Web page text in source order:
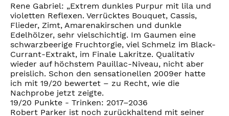
Rene Gabriel: „Extrem dunkles Purpur mit lila und
violetten Reflexen. Verrücktes Bouquet, Cassis,
Flieder, Zimt, Amarenakirschen und dunkle
Edelhölzer, sehr vielschichtig. Im Gaumen eine
schwarzbeerige Fruchtorgie, viel Schmelz im Black-
Currant-Extrakt, im Finale Lakritze. Qualitativ
wieder auf höchstem Pauillac-Niveau, nicht aber
preislich. Schon den sensationellen 2009er hatte
ich mit 19/20 bewertet – zu Recht, wie die
Nachprobe jetzt zeigte.
19/20 Punkte - Trinken: 2017–2036
Robert Parker ist noch zurückhaltend mit seiner